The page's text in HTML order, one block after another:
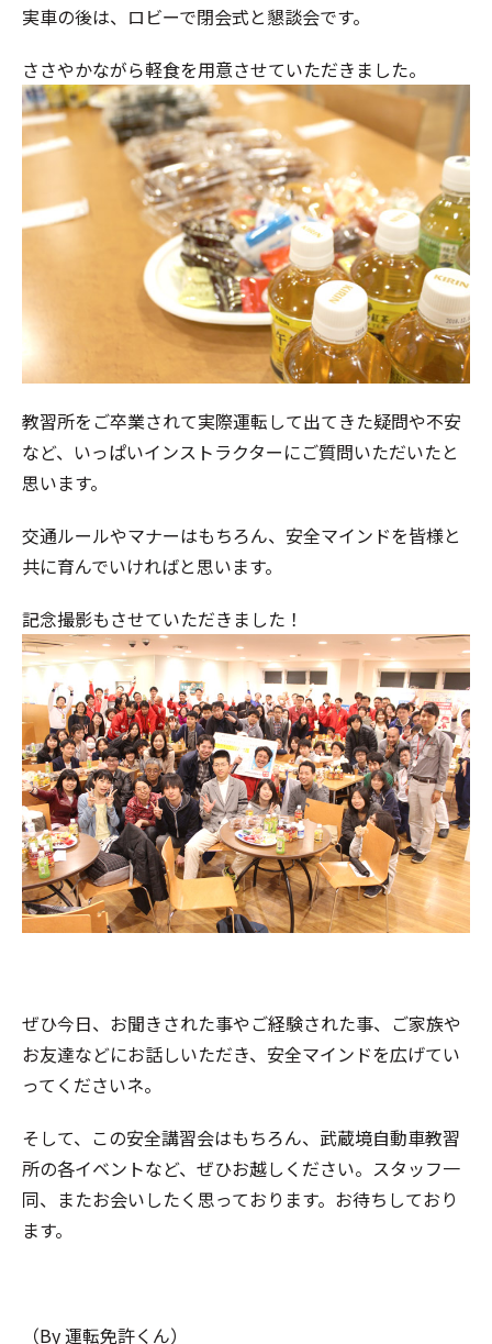
実車の後は、ロビーで閉会式と懇談会です。
ささやかながら軽食を用意させていただきました。
教習所をご卒業されて実際運転して出てきた疑問や不安
など、いっぱいインストラクターにご質問いただいたと
思います。
交通ルールやマナーはもちろん、安全マインドを皆様と
共に育んでいければと思います。
記念撮影もさせていただきました！
ぜひ今日、お聞きされた事やご経験された事、ご家族や
お友達などにお話しいただき、安全マインドを広げてい
ってくださいネ。
そして、この安全講習会はもちろん、武蔵境自動車教習
所の各イベントなど、ぜひお越しください。スタッフ一
同、またお会いしたく思っております。お待ちしており
ます。
（By 運転免許くん）